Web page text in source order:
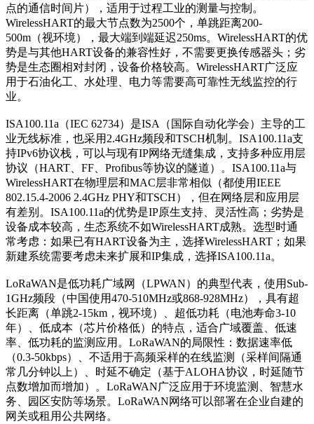
点的通信时间片），适用于过程工业的测量与控制。
WirelessHART的最大节点数为2500个，单跳距离200-
500m（视环境），最大端到端延迟250ms。WirelessHART的优
势是与其他HART设备的兼容性好，不需要更换传感器头；劣
势是生态圈相对封闭，设备价格较高。WirelessHART广泛应
用于石油化工、水处理、电力等需要高可靠性无线监控的行
业。
ISA100.11a（IEC 62734）是ISA（国际自动化学会）主导的工
业无线标准，也采用2.4GHz频段和TSCH机制。ISA100.11a支
持IPv6协议栈，可以与现有IP网络无缝集成，支持多种应用层
协议（HART、FF、Profibus等协议的隧道）。ISA100.11a与
WirelessHART在物理层和MAC层非常相似（都使用IEEE
802.15.4-2006 2.4GHz PHY和TSCH），但在网络层和应用层
有差别。ISA100.11a的优势是IP原生支持、灵活性高；劣势是
设备成本较高，生态系统不如WirelessHART成熟。选型时通
常考虑：如果已有HART设备为主，选择WirelessHART；如果
新建系统需要考虑未来扩展和IP集成，选择ISA100.11a。
LoRaWAN是低功耗广域网（LPWAN）的典型代表，使用Sub-
1GHz频段（中国使用470-510MHz或868-928MHz），具有超
长距离（单跳2-15km，视环境）、超低功耗（电池寿命3-10
年）、低成本（芯片价格低）的特点，适合广域覆盖、低速
率、低功耗的监测应用。LoRaWAN的局限性：数据速率低
（0.3-50kbps）、不适用于高频采样的在线监测（采样间隔通
常几分钟以上）、时延不确定（基于ALOHA协议，时延随节
点数增加而增加）。LoRaWAN广泛应用于环境监测、智慧水
务、园区安防等场景。LoRaWAN网络可以部署在企业自建的
网关或租用公共网络。